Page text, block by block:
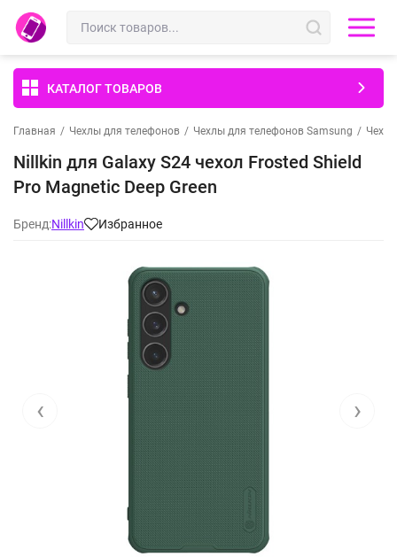
КАТАЛОГ ТОВАРОВ
Главная / Чехлы для телефонов / Чехлы для телефонов Samsung /
Nillkin для Galaxy S24 чехол Frosted Shield
Pro Magnetic Deep Green
Бренд:Nillkin Избранное
‹ ›